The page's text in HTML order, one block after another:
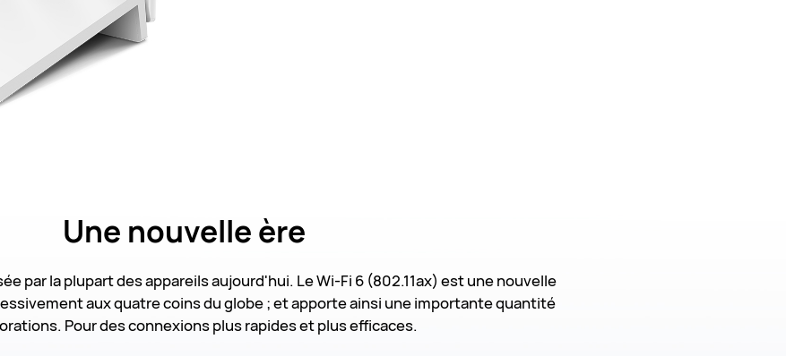
Une nouvelle ère
par la plupart des appareils aujourd'hui. Le Wi-Fi 6 (802.11ax) est une nouvelle
aux quatre coins du globe ; et apporte ainsi une importante quantité
Pour des connexions plus rapides et plus efficaces.